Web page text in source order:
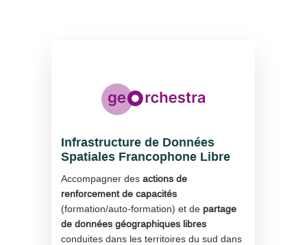
Infrastructure de Données
Spatiales Francophone Libre
Accompagner desactions de
renforcement de capacités
(formation/auto-formation) et de partage
de données géographiques libres
conduites dans les territoires du sud dans